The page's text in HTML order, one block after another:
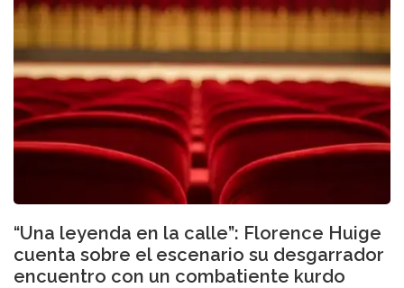
“Una leyenda en la calle”: Florence Huige
cuenta sobre el escenario su desgarrador
encuentro con un combatiente kurdo